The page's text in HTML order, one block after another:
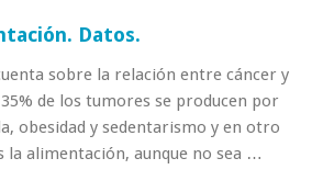
Datos.
sobre la relación entre cáncer y
de los tumores se producen por
obesidad y sedentarismo y en otro
la alimentación, aunque no sea …